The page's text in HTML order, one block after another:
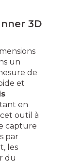
3D
un
de
et
en
outil à
capture
par
les
du